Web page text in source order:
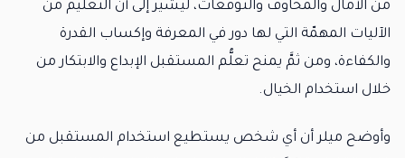
من الآمال والمخاوف والتوقُّعات، ليشير إلى أنَّ التعليم من
الآليات المهمّة التي لها دور في المعرفة وإكساب القدرة
والكفاءة، ومن ثمَّ يمنح تعلُّم المستقبل الإبداع والابتكار من
خلال استخدام الخيال.
وأوضح ميلر أن أي شخص يستطيع استخدام المستقبل من